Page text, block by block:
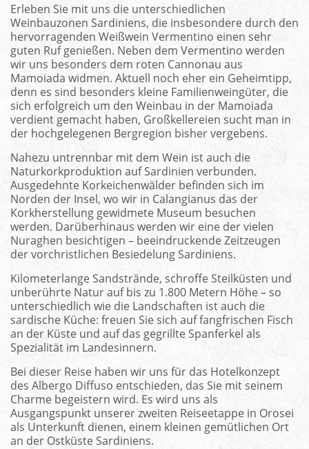
Erleben Sie mit uns die unterschiedlichen
Weinbauzonen Sardiniens, die insbesondere durch den
hervorragenden Weißwein Vermentino einen sehr
guten Ruf genießen. Neben dem Vermentino werden
wir uns besonders dem roten Cannonau aus
Mamoiada widmen. Aktuell noch eher ein Geheimtipp,
denn es sind besonders kleine Familienweingüter, die
sich erfolgreich um den Weinbau in der Mamoiada
verdient gemacht haben, Großkellereien sucht man in
der hochgelegenen Bergregion bisher vergebens.
Nahezu untrennbar mit dem Wein ist auch die
Naturkorkproduktion auf Sardinien verbunden.
Ausgedehnte Korkeichenwälder befinden sich im
Norden der Insel, wo wir in Calangianus das der
Korkherstellung gewidmete Museum besuchen
werden. Darüberhinaus werden wir eine der vielen
Nuraghen besichtigen – beeindruckende Zeitzeugen
der vorchristlichen Besiedelung Sardiniens.
Kilometerlange Sandstrände, schroffe Steilküsten und
unberührte Natur auf bis zu 1.800 Metern Höhe – so
unterschiedlich wie die Landschaften ist auch die
sardische Küche: freuen Sie sich auf fangfrischen Fisch
an der Küste und auf das gegrillte Spanferkel als
Spezialität im Landesinnern.
Bei dieser Reise haben wir uns für das Hotelkonzept
des Albergo Diffuso entschieden, das Sie mit seinem
Charme begeistern wird. Es wird uns als
Ausgangspunkt unserer zweiten Reiseetappe in Orosei
als Unterkunft dienen, einem kleinen gemütlichen Ort
an der Ostküste Sardiniens.